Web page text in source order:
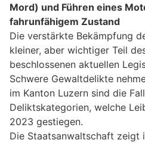
Mord) und Führen eines
fahrunfähigem Zustand
Die verstärkte Bekämpfung
kleiner, aber wichtiger Teil
beschlossenen aktuellen
Schwere Gewaltdelikte
im Kanton Luzern sind die
Deliktskategorien, welche
2023 gestiegen.
Die Staatsanwaltschaft zeigt